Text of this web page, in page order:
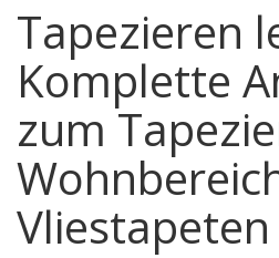
Tapezieren
Komplette
zum
Vliestapeten